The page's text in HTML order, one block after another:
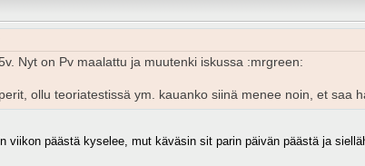
Nyt on Pv maalattu ja muutenki iskussa :mrgreen:
ollu teoriatestissä ym. kauanko siinä menee noin, et saa
viikon päästä kyselee, mut käväsin sit parin päivän päästä ja